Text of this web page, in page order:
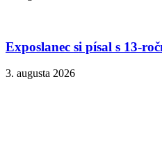
Exposlanec si písal s 13-
3. augusta 2026